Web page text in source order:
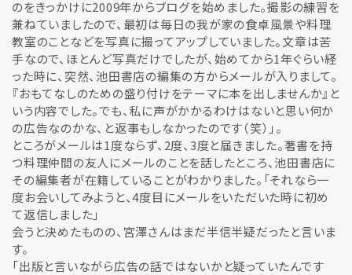
のをきっかけに2009年からブログを始めました。撮影の練習を
兼ねていましたので、最初は毎日の我が家の食卓風景や料理
教室のことなどを写真に撮ってアップしていました。文章は苦
手なので、ほとんど写真だけでしたが、始めてから1年ぐらい経
った時に、突然、池田書店の編集の方からメールが入りまして。
『おもてなしのための盛り付けをテーマに本を出しませんか』と
いう内容でした。でも、私に声がかかるわけはないと思い何か
の広告なのかな、と返事もしなかったのです（笑）」。
ところがメールは1度ならず、2度、3度と届きました。著書を持
つ料理仲間の友人にメールのことを話したところ、池田書店に
その編集者が在籍していることがわかりました。「それなら一
度お会いしてみようと、4度目にメールをいただいた時に初め
て返信しました」
会うと決めたものの、宮澤さんはまだ半信半疑だったと言いま
す。
「出版と言いながら広告の話ではないかと疑っていたんです